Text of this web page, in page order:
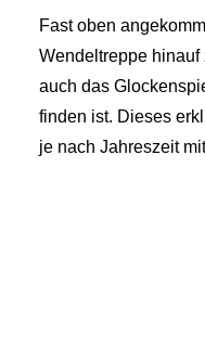
Fast oben
Wendeltreppe hinauf
auch das
finden ist. Dieses
je nach Jahreszeit